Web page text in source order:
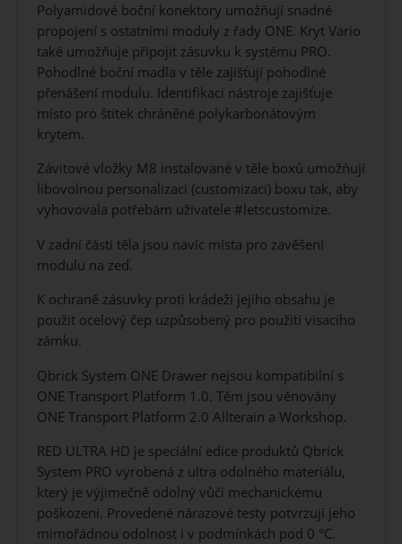
Polyamidové boční konektory umožňují snadné
propojení s ostatními moduly z řady ONE. Kryt Vario
také umožňuje připojit zásuvku k systému PRO.
Pohodlné boční madla v těle zajišťují pohodlné
přenášení modulu. Identifikaci nástroje zajišťuje
místo pro štítek chráněné polykarbonátovým
krytem.
Závitové vložky M8 instalované v těle boxů umožňují
libovolnou personalizaci (customizaci) boxu tak, aby
vyhovovala potřebám uživatele #letscustomize.
V zadní části těla jsou navíc místa pro zavěšení
modulu na zeď.
K ochraně zásuvky proti krádeži jejího obsahu je
použit ocelový čep uzpůsobený pro použití visacího
zámku.
Qbrick System ONE Drawer nejsou kompatibilní s
ONE Transport Platform 1.0. Těm jsou věnovány
ONE Transport Platform 2.0 Allterain a Workshop.
RED ULTRA HD je speciální edice produktů Qbrick
System PRO vyrobená z ultra odolného materiálu,
který je výjimečně odolný vůči mechanickému
poškození. Provedené nárazové testy potvrzují jeho
mimořádnou odolnost i v podmínkách pod 0 °C.